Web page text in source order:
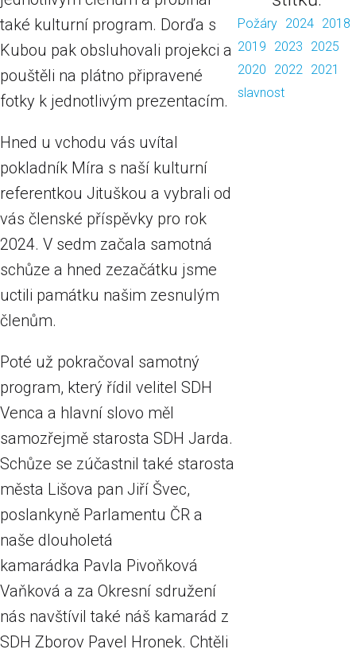
také kulturní program. Dorďa s
Kubou pak obsluhovali projekci a
pouštěli na plátno připravené
fotky k jednotlivým prezentacím.
Hned u vchodu vás uvítal
pokladník Míra s naší kulturní
referentkou Jituškou a vybrali od
vás členské příspěvky pro rok
2024. V sedm začala samotná
schůze a hned zezačátku jsme
uctili památku našim zesnulým
členům.
Poté už pokračoval samotný
program, který řídil velitel SDH
Venca a hlavní slovo měl
samozřejmě starosta SDH Jarda.
Schůze se zúčastnil také starosta
města Lišova pan Jiří Švec,
poslankyně Parlamentu ČR a
naše dlouholetá
kamarádka Pavla Pivoňková
Vaňková a za Okresní sdružení
nás navštívil také náš kamarád z
SDH Zborov Pavel Hronek. Chtěli
Požáry 2024 2018
2019
2023
2025
2020
2022
2021
slavnost